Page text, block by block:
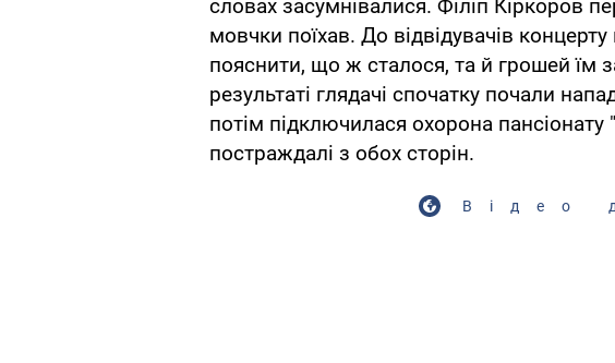
словах засумнівалися. Філіп Кіркоров
мовчки поїхав. До відвідувачів
пояснити, що ж сталося, та й грошей їм
результаті глядачі спочатку почали
потім підключилася охорона пансіонату
постраждалі з обох сторін.
Відео